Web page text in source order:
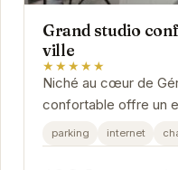
Grand studio
ville
★★★★★
Niché au cœur de
confortable offre un
accueillant.
parking internet